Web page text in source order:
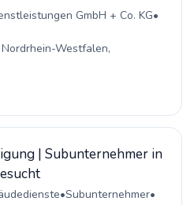
GmbH + Co. KG•
Westfalen,
| Subunternehmer in
•Subunternehmer•